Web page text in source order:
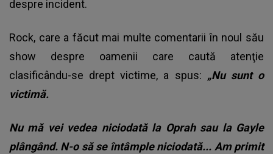
despre incident.
Rock, care a făcut mai multe comentarii în noul său
show despre oamenii care caută atenţie
clasificându-se drept victime, a spus: „Nu sunt o
victimă.
Nu mă vei vedea niciodată la Oprah sau la Gayle
plângând. N-o să se întâmple niciodată... Am primit